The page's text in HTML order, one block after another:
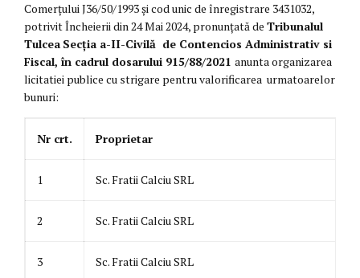
Comerțului J36/50/1993 și cod unic de înregistrare 3431032,
potrivit Încheierii din 24 Mai 2024, pronunțată de Tribunalul
Tulcea Secția a-II-Civilă de Contencios Administrativ si
Fiscal, în cadrul dosarului 915/88/2021 anunta organizarea
licitatiei publice cu strigare pentru valorificarea urmatoarelor
bunuri:
Nr crt. Proprietar
1 Sc. Fratii Calciu SRL
2 Sc. Fratii Calciu SRL
3 Sc. Fratii Calciu SRL